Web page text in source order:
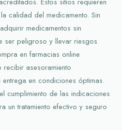
calidad del medicamento. Sin
medicamentos sin
ser peligroso y llevar riesgos
en farmacias online
recibir asesoramiento
en condiciones óptimas.
cumplimiento de las indicaciones
un tratamiento efectivo y seguro